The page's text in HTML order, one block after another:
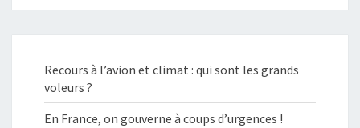
Recours à l’avion et climat : qui sont les grands
voleurs ?
En France, on gouverne à coups d’urgences !